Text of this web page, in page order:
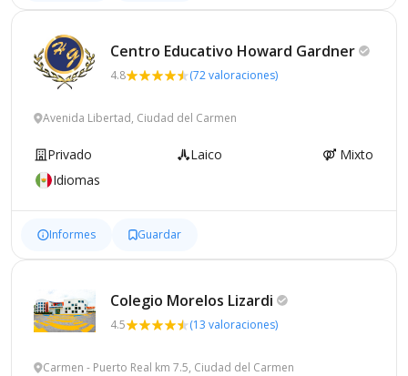
Centro Educativo Howard Gardner
4.8 (72 valoraciones)
Avenida Libertad, Ciudad del Carmen
Privado Laico
Mixto
Idiomas
Informes Guardar
Colegio Morelos Lizardi
4.5 (13 valoraciones)
Carmen - Puerto Real km 7.5, Ciudad del Carmen